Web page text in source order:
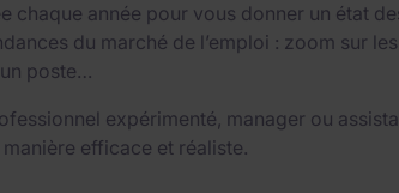
chaque année pour vous donner un état
du marché de l’emploi : zoom sur
poste…
expérimenté, manager ou
efficace et réaliste.